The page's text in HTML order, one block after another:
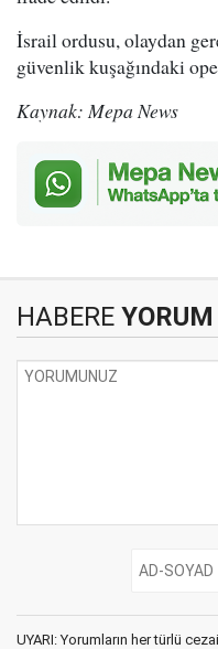
İsrail ordusu, olaydan
güvenlik kuşağındaki
Kaynak: Mepa News
HABERE
UYARI: Yorumların her türlü